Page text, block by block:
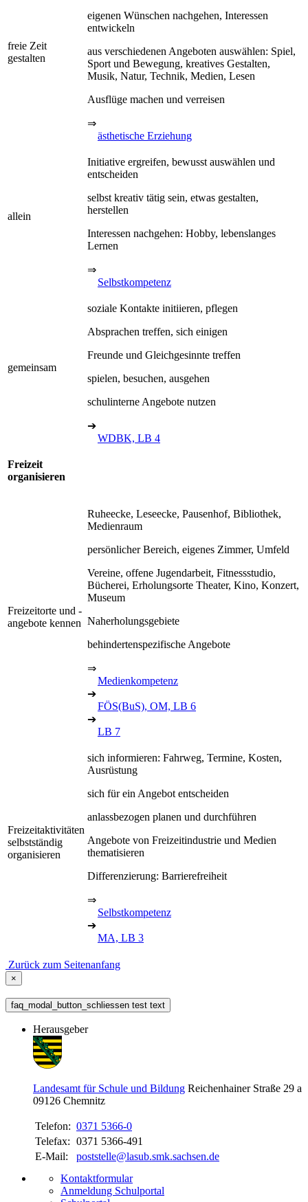
freie Zeit
gestalten
eigenen Wünschen nachgehen, Interessen
entwickeln
aus verschiedenen Angeboten auswählen: Spiel,
Sport und Bewegung, kreatives Gestalten,
Musik, Natur, Technik, Medien, Lesen
Ausflüge machen und verreisen
⇒
ästhetische Erziehung
allein
Initiative ergreifen, bewusst auswählen und
entscheiden
selbst kreativ tätig sein, etwas gestalten,
herstellen
Interessen nachgehen: Hobby, lebenslanges
Lernen
⇒
Selbstkompetenz
gemeinsam
soziale Kontakte initiieren, pflegen
Absprachen treffen, sich einigen
Freunde und Gleichgesinnte treffen
spielen, besuchen, ausgehen
schulinterne Angebote nutzen
➔
WDBK, LB 4
Freizeit
organisieren
Freizeitorte und -
angebote kennen
Ruheecke, Leseecke, Pausenhof, Bibliothek,
Medienraum
persönlicher Bereich, eigenes Zimmer, Umfeld
Vereine, offene Jugendarbeit, Fitnessstudio,
Bücherei, Erholungsorte Theater, Kino, Konzert,
Museum
Naherholungsgebiete
behindertenspezifische Angebote
⇒
Medienkompetenz
➔
FÖS(BuS), OM, LB 6
➔
LB 7
Freizeitaktivitäten
selbstständig
organisieren
sich informieren: Fahrweg, Termine, Kosten,
Ausrüstung
sich für ein Angebot entscheiden
anlassbezogen planen und durchführen
Angebote von Freizeitindustrie und Medien
thematisieren
Differenzierung: Barrierefreiheit
⇒
Selbstkompetenz
➔
MA, LB 3
Zurück zum Seitenanfang
×
faq_modal_button_schliessen test text
Herausgeber
Landesamt für Schule und Bildung Reichenhainer Straße 29 a
09126 Chemnitz
Telefon: 0371 5366-0
Telefax: 0371 5366-491
E-Mail:
poststelle@lasub.smk.sachsen.de
Kontaktformular
Anmeldung Schulportal